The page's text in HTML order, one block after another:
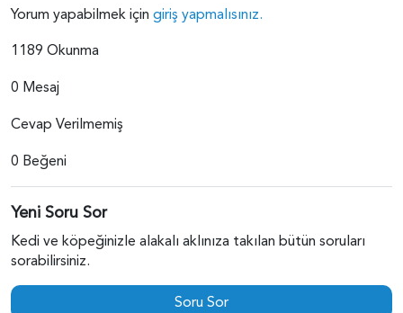
Yorum yapabilmek için giriş yapmalısınız.
1189 Okunma
0 Mesaj
Cevap Verilmemiş
0 Beğeni
Yeni Soru Sor
Kedi ve köpeğinizle alakalı aklınıza takılan bütün soruları
sorabilirsiniz.
Soru Sor